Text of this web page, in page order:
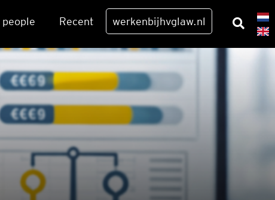
peo­p­le Recent werkenbijhvglaw.nl